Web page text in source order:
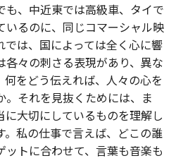
も、中近東では高級車、タイで
いるのに、同じコマーシャル映
は、国によっては全く心に響
各々の刺さる表現があり、異な
何をどう伝えれば、人々の心を
それを見抜くためには、ま
大切にしているものを理解し
。私の仕事で言えば、どこの誰
ットに合わせて、言葉も音楽も